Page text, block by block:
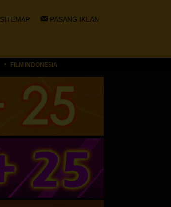
SITEMAP PASANG IKLAN
FILM INDONESIA